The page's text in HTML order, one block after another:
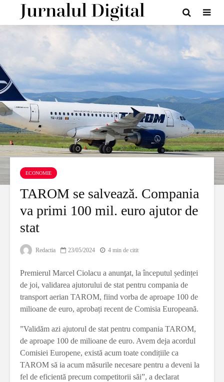
ECONOMIE
TAROM se salvează. Compania
va primi 100 mil. euro ajutor de
stat
Redactia 23/05/2024 4 min de citit
Premierul Marcel Ciolacu a anunţat, la începutul ședinței
de joi, validarea ajutorului de stat pentru compania de
transport aerian TAROM, fiind vorba de aproape 100 de
milioane de euro, aprobați recent de Comisia Europeană.
”Validăm azi ajutorul de stat pentru compania TAROM,
de aproape 100 de milioane de euro. Avem deja acordul
Comisiei Europene, există acum toate condițiile ca
TAROM să ia acum măsurile necesare pentru a deveni la
fel de eficientă precum competitorii săi”, a declarat